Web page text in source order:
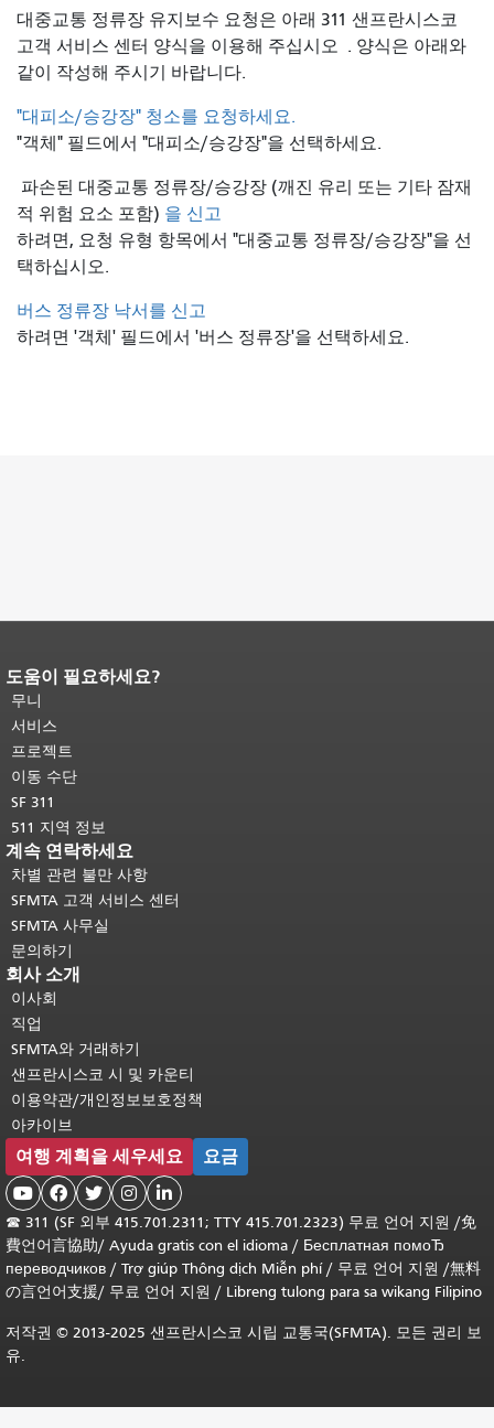
대중교통 정류장 유지보수 요청은 아래 311 샌프란시스코
고객 서비스 센터 양식을 이용해 주십시오 . 양식은 아래와
같이 작성해 주시기 바랍니다.
"대피소/승강장" 청소를 요청하세요.
"객체" 필드에서 "대피소/승강장"을 선택하세요.
파손된 대중교통 정류장/승강장 (깨진 유리 또는 기타 잠재
적 위험 요소 포함) 을 신고
하려면, 요청 유형 항목에서 "대중교통 정류장/승강장"을 선
택하십시오.
버스 정류장 낙서를 신고
하려면 '객체' 필드에서 '버스 정류장'을 선택하세요.
페이지 내용 끝입니다.이 페이지의 나
머지 내용은 모든 페이지에 반복됩니
다.메인 콘텐츠 상단으로 돌아가려면
여기를 클릭하십시오
도움이 필요하세요?
무니
서비스
프로젝트
이동 수단
SF 311
511 지역 정보
계속 연락하세요
차별 관련 불만 사항
SFMTA 고객 서비스 센터
SFMTA 사무실
문의하기
회사 소개
이사회
직업
SFMTA와 거래하기
샌프란시스코 시 및 카운티
이용약관/개인정보보호정책
아카이브
여행 계획을 세우세요 요금
    
☎ 311 (SF 외부 415.701.2311; TTY 415.701.2323) 무료 언어 지원 /免
費언어言協助/ Ayuda gratis con el idioma / Бесплатная помоЂ
переводчиков / Trợ giúp Thông dịch Miễn phí/ 무료 언어 지원 /無料
の言언어支援/ 무료 언어 지원 / Libreng tulong para sa wikang Filipino
저작권 © 2013-2025 샌프란시스코 시립 교통국(SFMTA). 모든 권리 보
유.